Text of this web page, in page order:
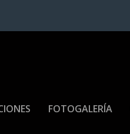
FOTOGALERÍA